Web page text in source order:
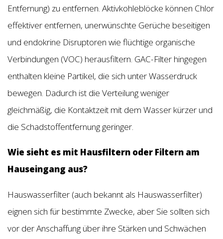
Entfernung) zu entfernen. Aktivkohleblöcke können Chlor
effektiver entfernen, unerwünschte Gerüche beseitigen
und endokrine Disruptoren wie flüchtige organische
Verbindungen (VOC) herausfiltern. GAC-Filter hingegen
enthalten kleine Partikel, die sich unter Wasserdruck
bewegen. Dadurch ist die Verteilung weniger
gleichmäßig, die Kontaktzeit mit dem Wasser kürzer und
die Schadstoffentfernung geringer.
Wie sieht es mit Hausfiltern oder Filtern am
Hauseingang aus?
Hauswasserfilter (auch bekannt als Hauswasserfilter)
eignen sich für bestimmte Zwecke, aber Sie sollten sich
vor der Anschaffung über ihre Stärken und Schwächen